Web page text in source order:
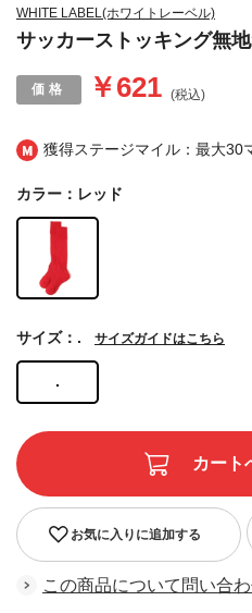
獲得ステージマイル：最大30
WHITE LABEL(ホワイトレーベル)
サッカーストッキング無
￥621 (税込)
カラー：レッド
.
サイズ：. サイズガイドはこちら
お気に入りに追加する
この商品について問い合